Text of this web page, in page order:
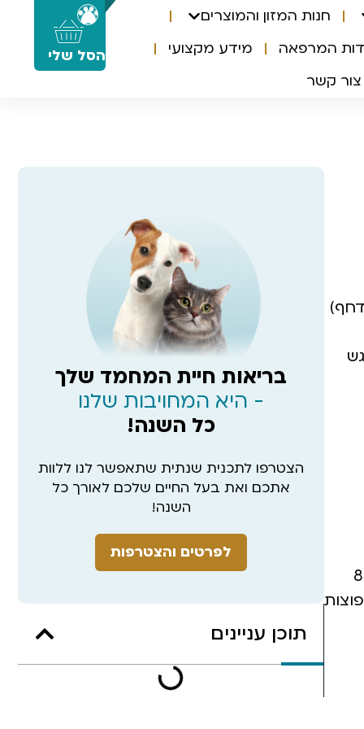
0
הסל שלי
חנות המזון והמוצרים
המרפאה
מידע מקצועי
צור קשר
דחף)
תכנית החיסונים תיבנה על ידי הווטרינר/ית שלכם. לרוב נהוג לתת את זריקת החיסון הראשונה בסביבות גיל 8
בריאות חיית המחמד שלך
- היא המחויבות שלנו
כל השנה!
הצטרפו לתכנית שנתית שתאפשר לנו ללוות
אתכם ואת בעל החיים שלכם לאורך כל
השנה!
לפרטים והצטרפות
תוכן עניינים